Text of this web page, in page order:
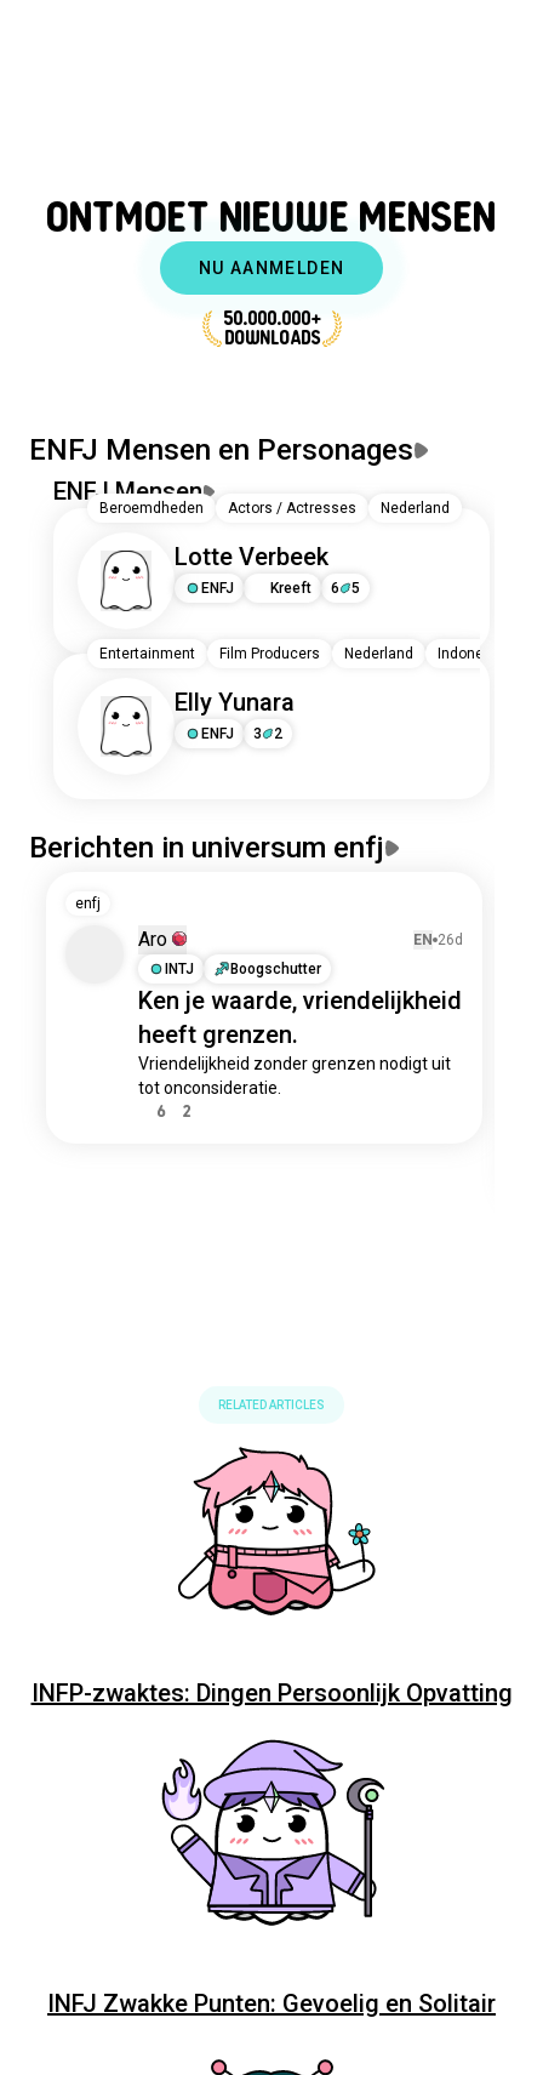
ONTMOET NIEUWE MENSEN
NU AANMELDEN
50.000.000+
DOWNLOADS
ENFJ Mensen en Personages
ENFJ Mensen
Lotte Verbeek
ENFJ Kreeft 6 5
Beroemdheden Actors / Actresses Nederland
Elly Yunara
ENFJ 3 2
Entertainment Film Producers Nederland Indonesië
Berichten in universum enfj
enfj
Aro EN 26d
INTJ
Boogschutter
Ken je waarde, vriendelijkheid
heeft grenzen.
Vriendelijkheid zonder grenzen nodigt uit
tot onconsideratie.
6 2
RELATED ARTICLES
INFP-zwaktes: Dingen Persoonlijk Opvatting
INFJ Zwakke Punten: Gevoelig en Solitair